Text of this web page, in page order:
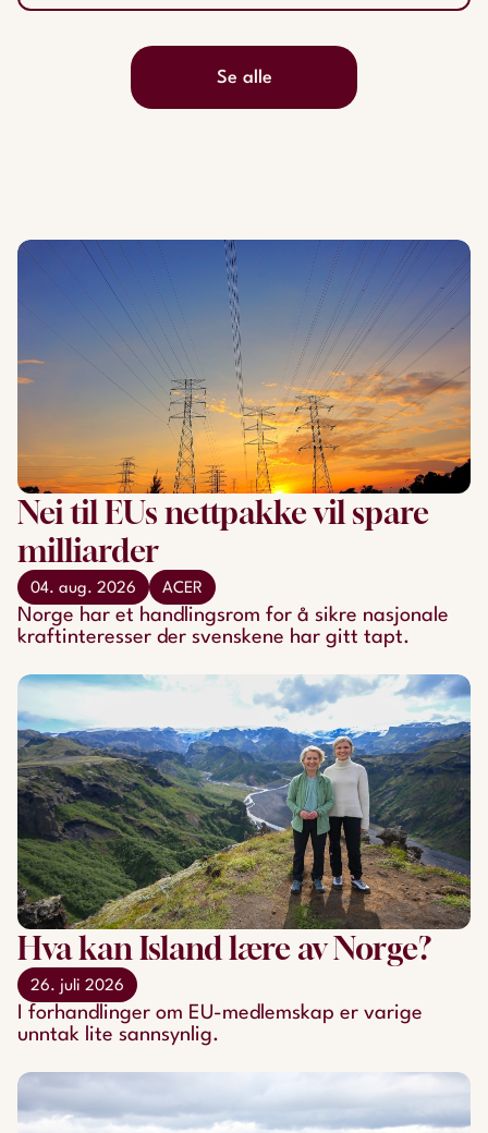
Se alle
Nei til EUs nettpakke vil spare
milliarder
04. aug. 2026 ACER
Norge har et handlingsrom for å sikre nasjonale
kraftinteresser der svenskene har gitt tapt.
Hva kan Island lære av Norge?
26. juli 2026
​​​​​​​I forhandlinger om EU-medlemskap er varige
unntak lite sannsynlig.